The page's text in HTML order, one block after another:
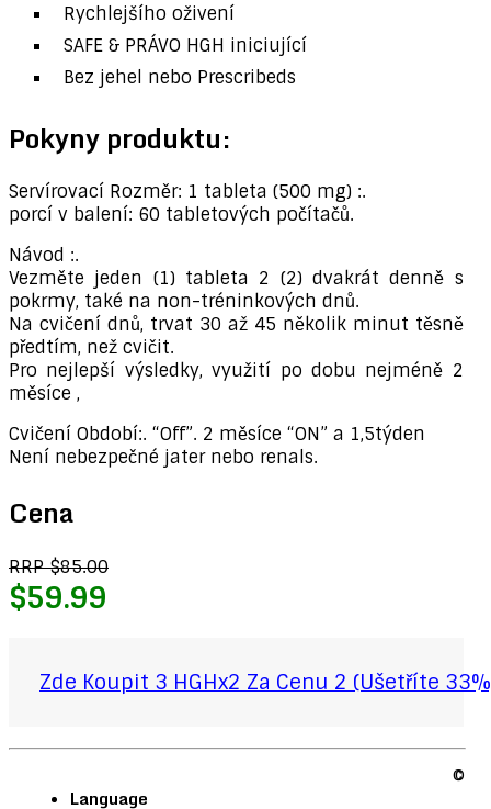
Rychlejšího oživení
SAFE & PRÁVO HGH iniciující
Bez jehel nebo Prescribeds
Pokyny produktu:
Servírovací Rozměr: 1 tableta (500 mg) :.
porcí v balení: 60 tabletových počítačů.
Návod :.
Vezměte jeden (1) tableta 2 (2) dvakrát denně s
pokrmy, také na non-tréninkových dnů.
Na cvičení dnů, trvat 30 až 45 několik minut těsně
předtím, než cvičit.
Pro ​​nejlepší výsledky, využití po dobu nejméně 2
měsíce ,
Cvičení Období:. “Off”. 2 měsíce “ON” a 1,5týden
Není nebezpečné jater nebo renals.
Cena
RRP $85.00
$59.99
Zde Koupit 3 HGHx2 Za Cenu 2 (Ušetříte
Language
©